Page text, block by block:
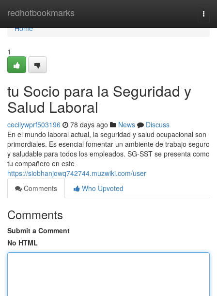
redhotbookmarks
Home
Home
1
tu Socio para la Seguridad y
Salud Laboral
cecilywprf503196 78 days ago News
Discuss
En el mundo laboral actual, la seguridad y salud ocupacional son
primordiales. Es esencial fomentar un ambiente de trabajo seguro
y saludable para todos los empleados. SG-SST se presenta como
tu compañero en este
https://siobhanjowq742744.muzwiki.com/user
Comments
Who Upvoted
Comments
Submit a Comment
No HTML